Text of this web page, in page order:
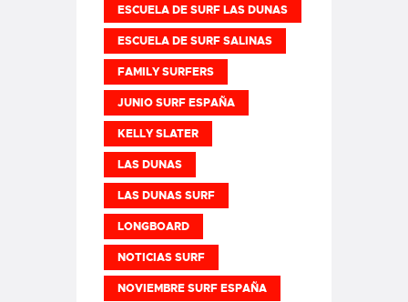
ESCUELA DE SURF LAS DUNAS
ESCUELA DE SURF SALINAS
FAMILY SURFERS
JUNIO SURF ESPAÑA
KELLY SLATER
LAS DUNAS
LAS DUNAS SURF
LONGBOARD
NOTICIAS SURF
NOVIEMBRE SURF ESPAÑA